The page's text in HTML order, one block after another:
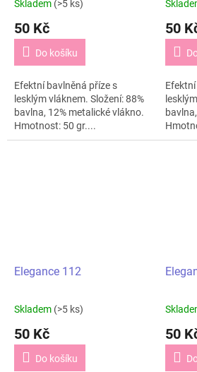
Skladem (>5 ks)
50 Kč
Do košíku
Efektní bavlněná příze s
lesklým vláknem. Složení: 88%
bavlna, 12% metalické vlákno.
Hmotnost: 50 gr....
50
Elegance 112
Skladem (>5 ks)
50 Kč
Do košíku
50